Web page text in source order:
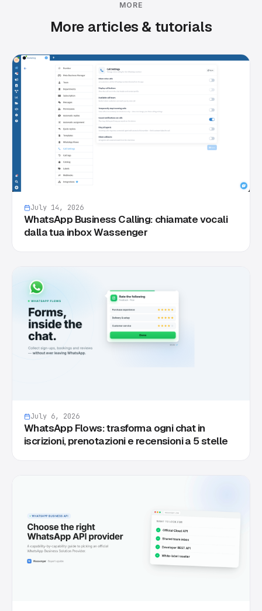
MORE
More articles & tutorials
July 14, 2026
WhatsApp Business Calling: chiamate vocali
dalla tua inbox Wassenger
July 6, 2026
WhatsApp Flows: trasforma ogni chat in
iscrizioni, prenotazioni e recensioni a 5 stelle